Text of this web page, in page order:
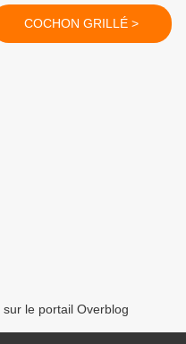
COCHON GRILLÉ >
le portail Overblog